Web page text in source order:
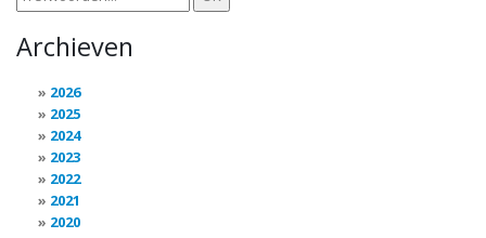
Archieven
2026
2025
2024
2023
2022
2021
2020